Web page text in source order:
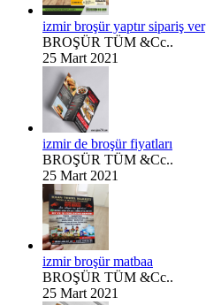
izmir broşür yaptır sipariş ver
BROŞÜR TÜM &Cc..
25 Mart 2021
izmir de broşür fiyatları
BROŞÜR TÜM &Cc..
25 Mart 2021
izmir broşür matbaa
BROŞÜR TÜM &Cc..
25 Mart 2021